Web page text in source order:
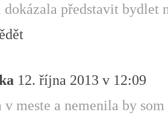
dokázala představit bydlet
12. října 2013 v 12:09
v meste a nemenila by